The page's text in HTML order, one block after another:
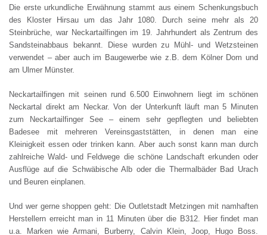
Die erste urkundliche Erwähnung stammt aus einem Schenkungsbuch
des Kloster Hirsau um das Jahr 1080. Durch seine mehr als 20
Steinbrüche, war Neckartailfingen im 19. Jahrhundert als Zentrum des
Sandsteinabbaus bekannt. Diese wurden zu Mühl- und Wetzsteinen
verwendet – aber auch im Baugewerbe wie z.B. dem Kölner Dom und
am Ulmer Münster.
Neckartailfingen mit seinen rund 6.500 Einwohnern liegt im schönen
Neckartal direkt am Neckar. Von der Unterkunft läuft man 5 Minuten
zum Neckartailfinger See – einem sehr gepflegten und beliebten
Badesee mit mehreren Vereinsgaststätten, in denen man eine
Kleinigkeit essen oder trinken kann. Aber auch sonst kann man durch
zahlreiche Wald- und Feldwege die schöne Landschaft erkunden oder
Ausflüge auf die Schwäbische Alb oder die Thermalbäder Bad Urach
und Beuren einplanen.
Und wer gerne shoppen geht: Die Outletstadt Metzingen mit namhaften
Herstellern erreicht man in 11 Minuten über die B312. Hier findet man
u.a. Marken wie Armani, Burberry, Calvin Klein, Joop, Hugo Boss.